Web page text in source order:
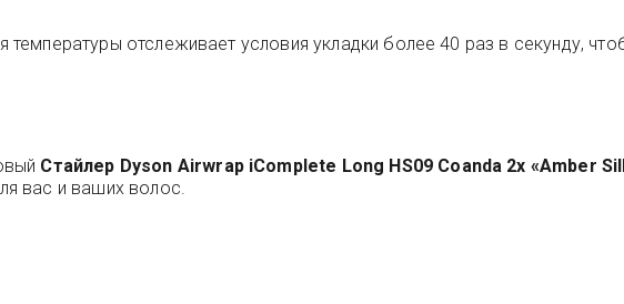
температуры отслеживает условия укладки более 40 раз в секунду,
Стайлер Dyson Airwrap iComplete Long HS09 Coanda 2x «Amber
вас и ваших волос.